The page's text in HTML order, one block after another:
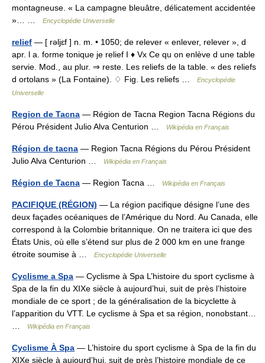
montagneuse. « La campagne bleuâtre, délicatement accidentée
»… …
Encyclopédie Universelle
relief — [ rəljɛf ] n. m. • 1050; de relever « enlever, relever », d
apr. l a. forme tonique je relief I ♦ Vx Ce qu on enlève d une table
servie. Mod., au plur. ⇒ reste. Les reliefs de la table. « des reliefs
d ortolans » (La Fontaine). ♢ Fig. Les reliefs …
Encyclopédie
Universelle
Region de Tacna — Région de Tacna Region Tacna Régions du
Pérou Président Julio Alva Centurion …
Wikipédia en Français
Région de tacna — Region Tacna Régions du Pérou Président
Julio Alva Centurion …
Wikipédia en Français
Région de Tacna — Region Tacna … Wikipédia en Français
PACIFIQUE (RÉGION) — La région pacifique désigne l’une des
deux façades océaniques de l’Amérique du Nord. Au Canada, elle
correspond à la Colombie britannique. On ne traitera ici que des
États Unis, où elle s’étend sur plus de 2 000 km en une frange
étroite soumise à …
Encyclopédie Universelle
Cyclisme a Spa — Cyclisme à Spa L’histoire du sport cyclisme à
Spa de la fin du XIXe siècle à aujourd’hui, suit de près l’histoire
mondiale de ce sport ; de la généralisation de la bicyclette à
l’apparition du VTT. Le cyclisme à Spa et sa région, nonobstant…
Wikipédia en Français
Cyclisme À Spa — L’histoire du sport cyclisme à Spa de la fin du
XIXe siècle à aujourd’hui, suit de près l’histoire mondiale de ce